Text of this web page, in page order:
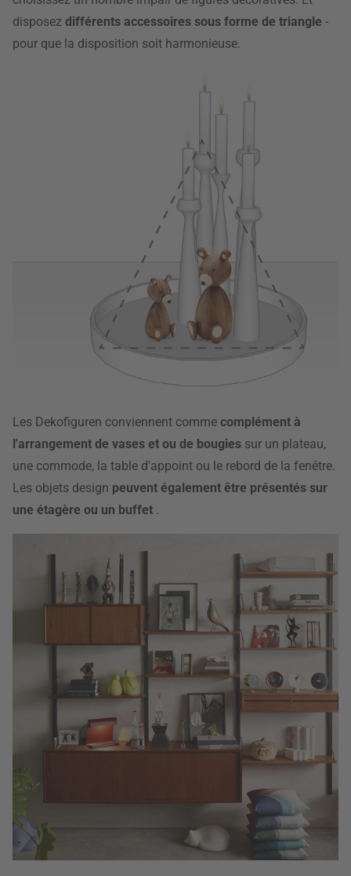
disposez différents accessoires sous forme de triangle -
pour que la disposition soit harmonieuse.
Les Dekofiguren conviennent comme complément à
l'arrangement de vases et ou de bougies sur un plateau,
une commode, la table d'appoint ou le rebord de la fenêtre.
Les objets design peuvent également être présentés sur
une étagère ou un buffet .